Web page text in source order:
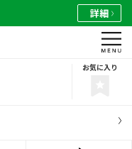
詳細
お気に入り